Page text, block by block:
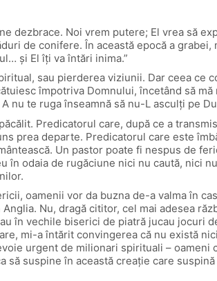
dezbrace. Noi vrem putere; El vrea să
de conifere. În această epocă a
şi El îţi va întări inima.”
sau pierderea viziunii. Dar ceea ce
împotriva Domnului, încetând să
nu te ruga înseamnă să nu-L asculţi pe
Predicatorul care, după ce a
prea departe. Predicatorul care este
Un pastor poate fi nespus de
în odaia de rugăciune nici nu caută, nici
oamenii vor da buzna de-a valma în
Nu, dragă cititor, cel mai adesea
în vechile biserici de piatră jucau jocuri
mi-a întărit convingerea că nu există
urgent de milionari spirituali –
suspine în această creaţie care